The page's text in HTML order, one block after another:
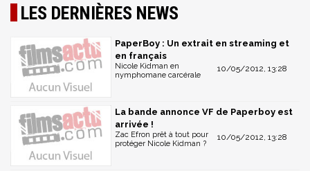
LES DERNIÈRES NEWS
PaperBoy : Un extrait en streaming et
en français
10/05/2012, 13:28
Nicole Kidman en
nymphomane carcérale
La bande annonce VF de Paperboy est
arrivée !
10/05/2012, 13:28
Zac Efron prêt à tout pour
protéger Nicole Kidman ?